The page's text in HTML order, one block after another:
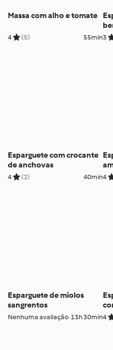
Massa com alho e tomate
4 (5) 55min3
Esparguete com crocante
de anchovas
4 (2) 40min4
Esparguete de miolos
sangrentos
Nenhuma avaliação 13h 30min4